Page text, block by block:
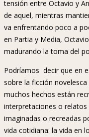
tensión entre Octavio y
de aquel, mientras
va enfrentando poco a
en Partia y Media,
madurando la toma del
Podríamos decir que en
sobre la ficción
muchos hechos están
interpretaciones o relatos
imaginadas o recreadas
vida cotidiana: la vida en